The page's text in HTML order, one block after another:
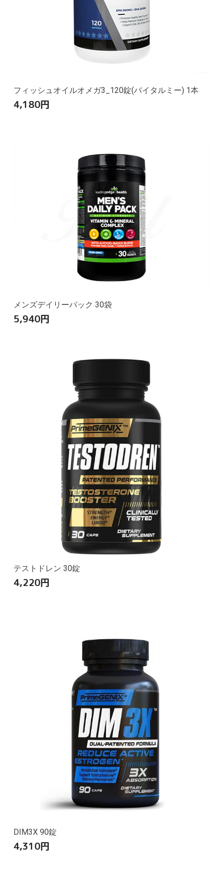
フィッシュオイルオメガ3_120錠(バイタルミー) 1本
4,180円
メンズデイリーパック 30袋
5,940円
テストドレン 30錠
4,220円
DIM3X 90錠
4,310円